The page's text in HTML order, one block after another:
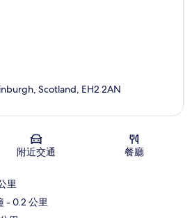
地圖
Scotland, EH2 2AN
附近交通 餐廳
里
- 0.2 公里